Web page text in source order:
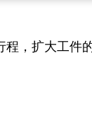
程，扩大工件